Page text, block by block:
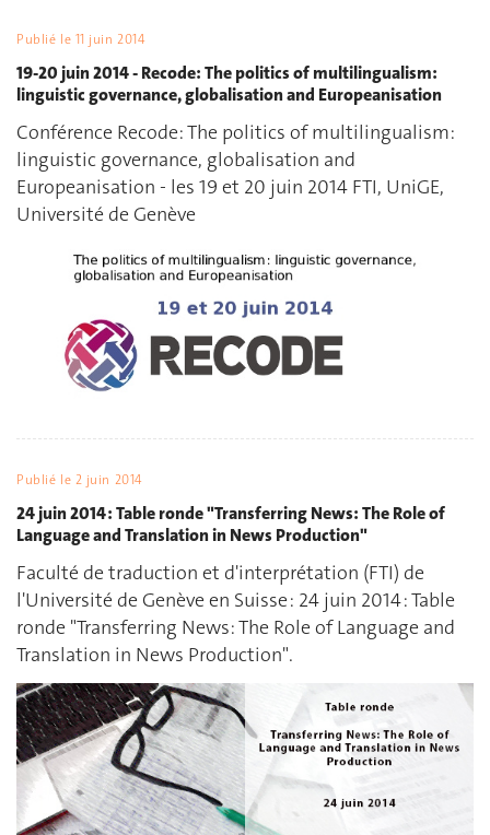
Publié le 11 juin 2014
19-20 juin 2014 - Recode: The politics of multilingualism:
linguistic governance, globalisation and Europeanisation
Conférence Recode: The politics of multilingualism:
linguistic governance, globalisation and
Europeanisation - les 19 et 20 juin 2014 FTI, UniGE,
Université de Genève
Publié le 2 juin 2014
24 juin 2014 : Table ronde "Transferring News: The Role of
Language and Translation in News Production"
Faculté de traduction et d'interprétation (FTI) de
l'Université de Genève en Suisse : 24 juin 2014 : Table
ronde "Transferring News: The Role of Language and
Translation in News Production".